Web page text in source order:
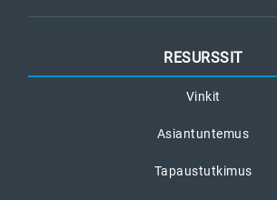
RESURSSIT
Vinkit
Asiantuntemus
Tapaustutkimus